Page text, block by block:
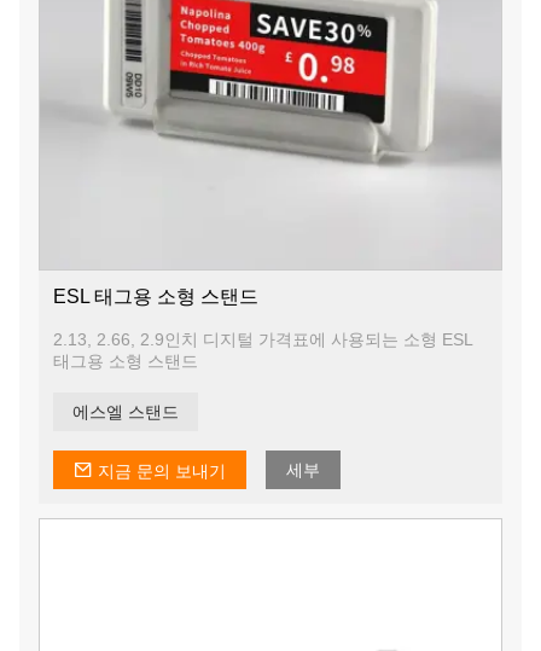
ESL 태그용 소형 스탠드
2.13, 2.66, 2.9인치 디지털 가격표에 사용되는 소형 ESL
태그용 소형 스탠드
에스엘 스탠드
지금 문의 보내기 세부